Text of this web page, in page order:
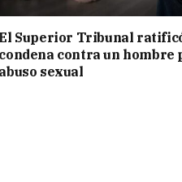
Superior Tribunal
condena contra un hombre
abuso sexual